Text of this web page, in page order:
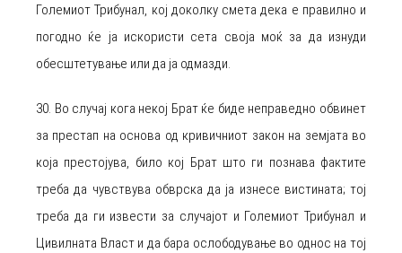
Големиот Трибунал, кој доколку смета дека е правилно и
погодно ќе ја искористи сета своја моќ за да изнуди
обесштетување или да ја одмазди.
30. Во случај кога некој Брат ќе биде неправедно обвинет
за престап на основа од кривичниот закон на земјата во
која престојува, било кој Брат што ги познава фактите
треба да чувствува обврска да ја изнесе вистината; тој
треба да ги извести за случајот и Големиот Трибунал и
Цивилната Власт и да бара ослободување во однос на тој